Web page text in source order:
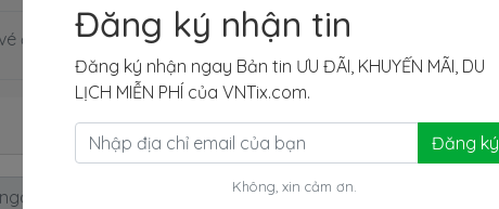
điện tử hoặc in
Hạn sử dụng: Đúng ngày
đăng kí
Đăng ký nhận tin
Đăng ký nhận ngay Bản tin ƯU ĐÃI, KHUYẾN MÃI, DU
LỊCH MIỄN PHÍ của VNTix.com.
Đăng ký
Không, xin cảm ơn.